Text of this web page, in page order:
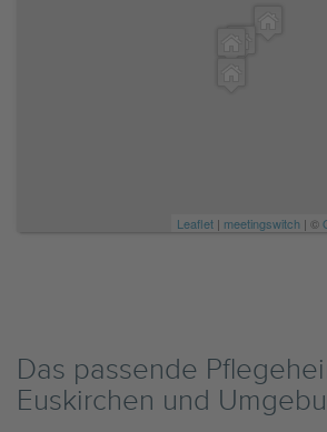
Leaflet | meetingswitch | ©
Das passende
Euskirchen und